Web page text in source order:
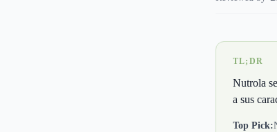
TL;DR
Nutrola
a sus
Top Pick: